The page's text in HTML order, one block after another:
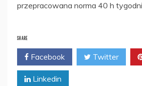
przepracowana norma 40 h
SHARE
Facebook Twitter
Linkedin